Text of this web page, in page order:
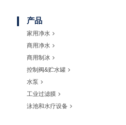
产品
家用净水
商用净水
商用制冰
控制阀&贮水罐
水泵
工业过滤膜
泳池和水疗设备